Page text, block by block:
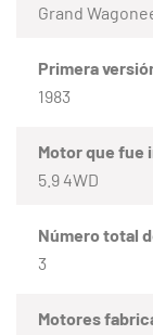
Grand
Primera
1983
Motor que fue
5.9 4WD
Número total
3
Motores